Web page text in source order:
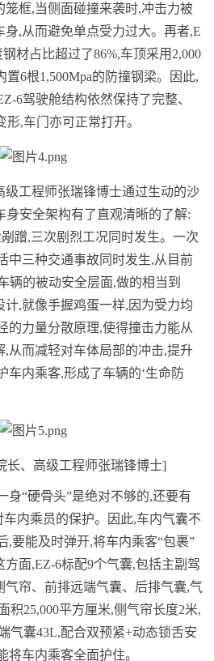
笼框,当侧面碰撞来袭时,冲击力被
,从而避免单点受力过大。再者,E
材占比超过了86%,车顶采用2,000
置6根1,500Mpa的防撞钢梁。因此,
6驾驶舱结构依然保持了完整、
,车门亦可正常打开。
级工程师张瑞锋博士通过生动的沙
身安全架构有了直观清晰的了解:
蹭,三次剧烈工况同时发生。一次
中三种交通事故同时发生,从目前
辆的被动安全层面,做的相当到
计,就像手握鸡蛋一样,因为受力均
的力量分散原理,使得撞击力能从
从而减轻对车体局部的冲击,提升
车内乘客,形成了车辆的‘生命防
长、高级工程师张瑞锋博士]
身“硬骨头”是绝对不够的,还要有
内乘员的保护。因此,车内气囊不
,要能及时弹开,将车内乘客“包裹”
面,EZ-6标配9个气囊,包括主副驾
帘、前排远端气囊、后排气囊,气
积25,000平方厘米,侧气帘长度2米,
气囊43L,配合双预紧+动态锁舌安
将车内乘客全面护住。